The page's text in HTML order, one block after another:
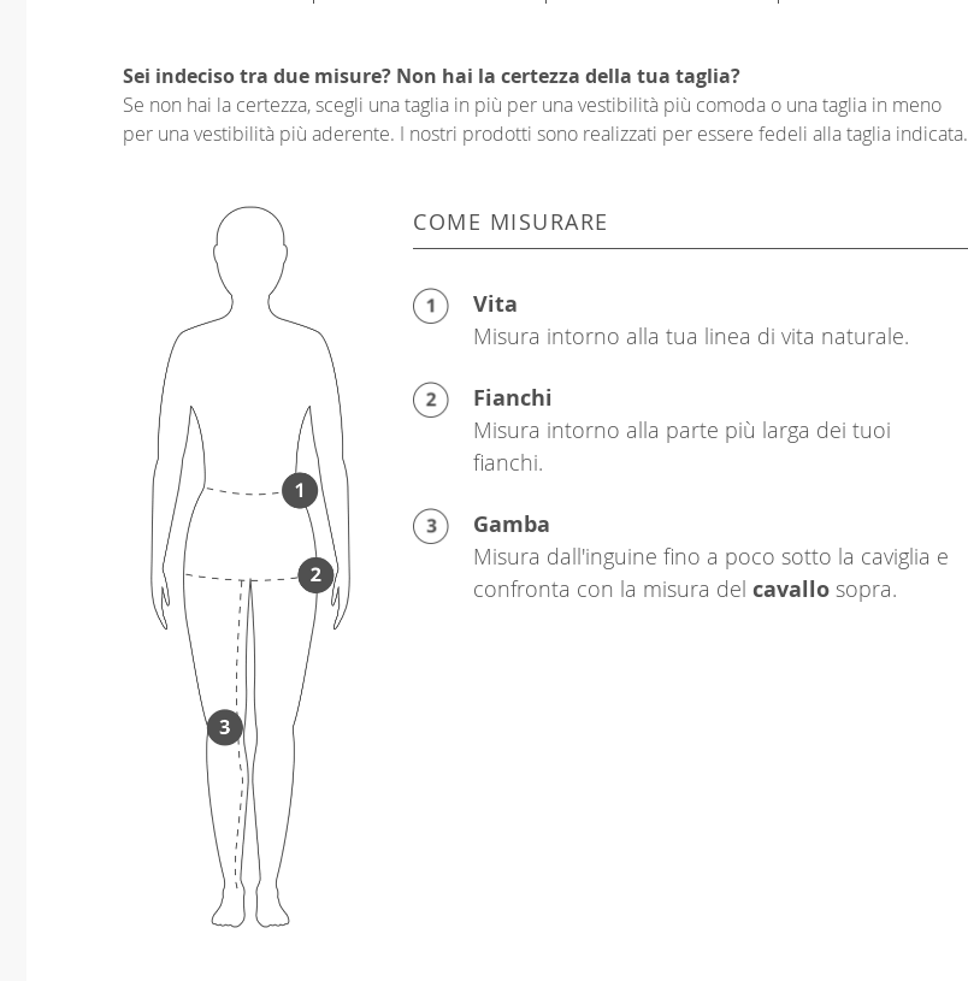
Sei indeciso tra due misure? Non hai la certezza della tua taglia?
Se non hai la certezza, scegli una taglia in più per una vestibilità più comoda o una taglia in meno
per una vestibilità più aderente. I nostri prodotti sono realizzati per essere fedeli alla taglia indicata.
COME MISURARE
Vita
Misura intorno alla tua linea di vita naturale.
Fianchi
Misura intorno alla parte più larga dei tuoi
fianchi.
Gamba
Misura dall'inguine fino a poco sotto la caviglia e
confronta con la misura del cavallo sopra.